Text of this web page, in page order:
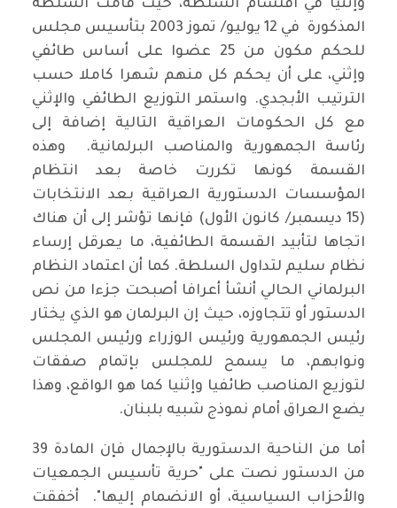
وإثنيا في اقتسام السلطة، حيث قامت السلطة
المذكورة في 12 يوليو/ تموز 2003 بتأسيس مجلس
للحكم مكون من 25 عضوا على أساس طائفي
وإثني، على أن يحكم كل منهم شهرا كاملا حسب
الترتيب الأبجدي. واستمر التوزيع الطائفي والإثني
مع كل الحكومات العراقية التالية إضافة إلى
رئاسة الجمهورية والمناصب البرلمانية. وهذه
القسمة كونها تكررت خاصة بعد انتظام
المؤسسات الدستورية العراقية بعد الانتخابات
(15 ديسمبر/ كانون الأول) فإنها تؤشر إلى أن هناك
اتجاها لتأبيد القسمة الطائفية، ما يعرقل إرساء
نظام سليم لتداول السلطة. كما أن اعتماد النظام
البرلماني الحالي أنشأ أعرافا أصبحت جزءا من نص
الدستور أو تتجاوزه، حيث إن البرلمان هو الذي يختار
رئيس الجمهورية ورئيس الوزراء ورئيس المجلس
ونوابهم، ما يسمح للمجلس بإتمام صفقات
لتوزيع المناصب طائفيا وإثنيا كما هو الواقع، وهذا
يضع العراق أمام نموذج شبيه بلبنان.
أما من الناحية الدستورية بالإجمال فإن المادة 39
من الدستور نصت على "حرية تأسيس الجمعيات
والأحزاب السياسية، أو الانضمام إليها". أخفقت